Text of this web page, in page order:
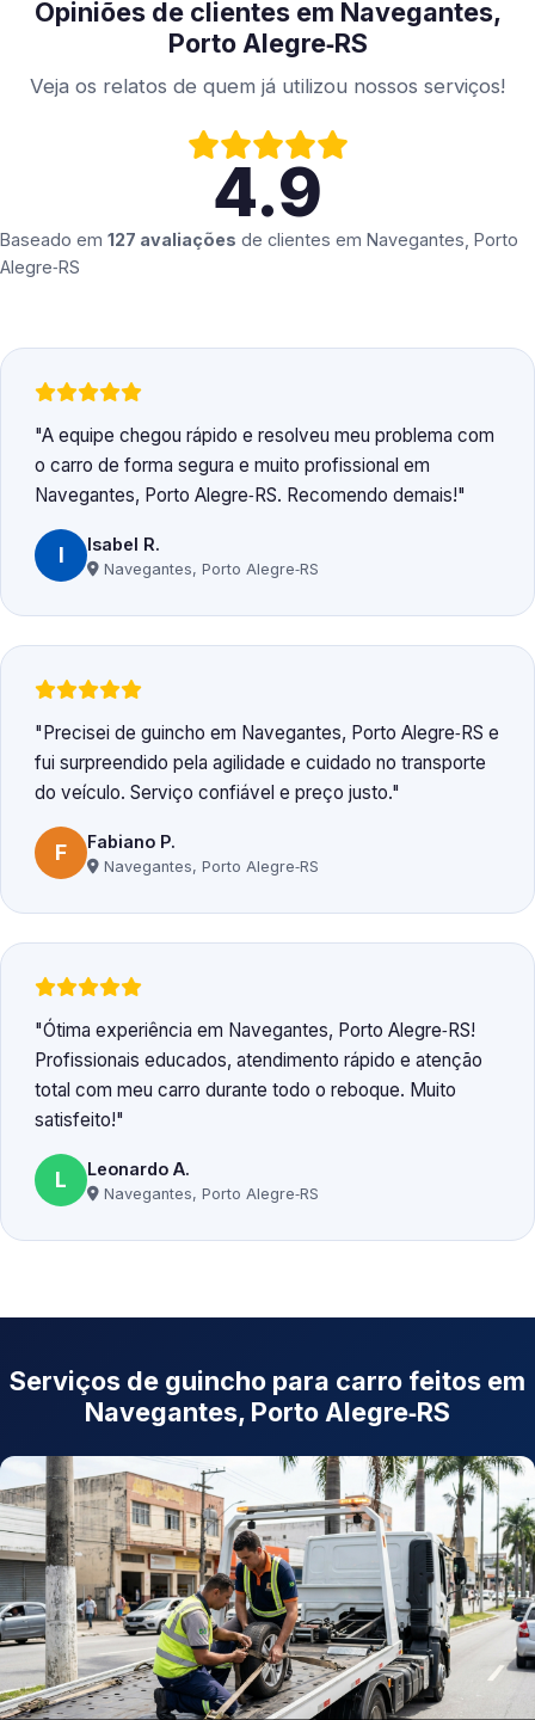
Opiniões de clientes em Navegantes,
Porto Alegre‑RS
Veja os relatos de quem já utilizou nossos serviços!
4.9
Baseado em 127 avaliações de clientes em Navegantes, Porto
Alegre‑RS
A equipe chegou rápido e resolveu meu problema com
o carro de forma segura e muito profissional em
Navegantes, Porto Alegre‑RS. Recomendo demais!
I Isabel R.
Navegantes, Porto Alegre‑RS
Precisei de guincho em Navegantes, Porto Alegre‑RS e
fui surpreendido pela agilidade e cuidado no transporte
do veículo. Serviço confiável e preço justo.
F Fabiano P.
Navegantes, Porto Alegre‑RS
Ótima experiência em Navegantes, Porto Alegre‑RS!
Profissionais educados, atendimento rápido e atenção
total com meu carro durante todo o reboque. Muito
satisfeito!
L Leonardo A.
Navegantes, Porto Alegre‑RS
Serviços de guincho para carro feitos em
Navegantes, Porto Alegre‑RS